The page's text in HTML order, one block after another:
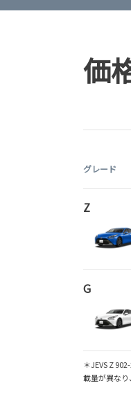
価
グレード
Z
G
＊JEVS Z
載量が異な